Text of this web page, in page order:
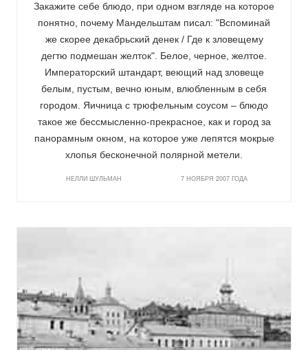
Закажите себе блюдо, при одном взгляде на которое
понятно, почему Мандельштам писал: "Вспоминай
же скорее декабрьский денек / Где к зловещему
дегтю подмешан желток". Белое, черное, желтое.
Императорский штандарт, веющий над зловеще
белым, пустым, вечно юным, влюбленным в себя
городом. Яичница с трюфельным соусом – блюдо
такое же бессмысленно-прекрасное, как и город за
панорамным окном, на которое уже лепятся мокрые
хлопья бесконечной полярной метели.
НЕЛЛИ ШУЛЬМАН 7 НОЯБРЯ 2007 ГОДА